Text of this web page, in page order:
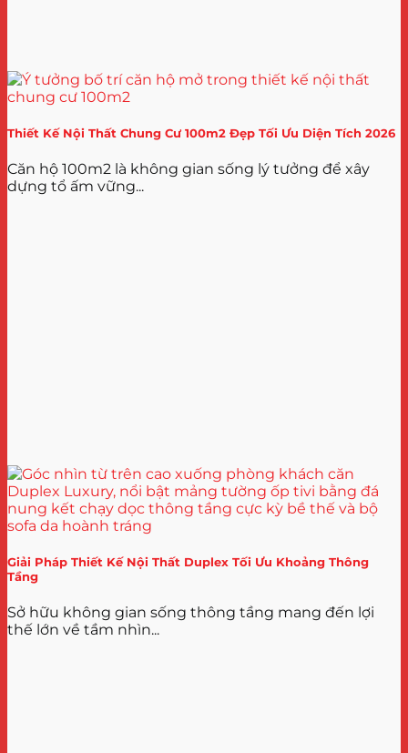
Thiết Kế Nội Thất Chung Cư 100m2 Đẹp Tối Ưu Diện Tích 2026
Căn hộ 100m2 là không gian sống lý tưởng để xây
dựng tổ ấm vững...
Giải Pháp Thiết Kế Nội Thất Duplex Tối Ưu Khoảng Thông
Tầng
Sở hữu không gian sống thông tầng mang đến lợi
thế lớn về tầm nhìn...